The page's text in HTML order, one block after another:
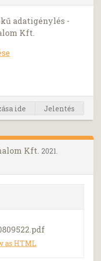
adatigénylés -
Kft.
ide Jelentés
Kft. 2021.
as HTML